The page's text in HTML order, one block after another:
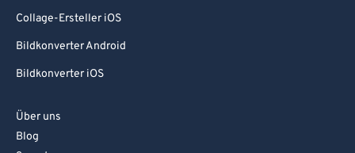
Collage-Ersteller iOS
Bildkonverter Android
Bildkonverter iOS
Über uns
Blog